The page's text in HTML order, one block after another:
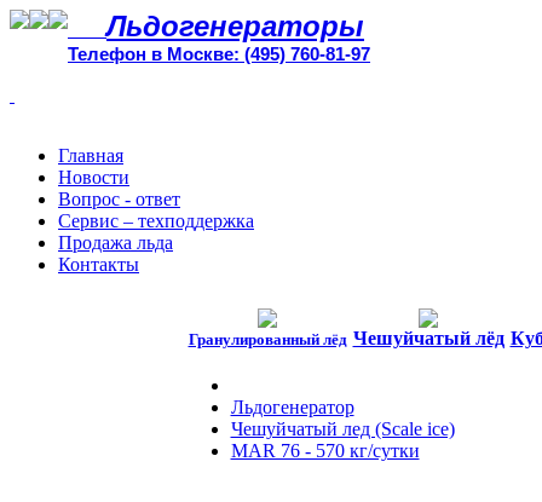
Льдогенераторы
Телефон в Москве: (495) 760-81-97
Главная
Новости
Вопрос - ответ
Сервис – техподдержка
Продажа льда
Контакты
Гранулированный лёд Чешуйчатый лёд
Льдогенератор
Чешуйчатый лед (Scale ice)
MAR 76 - 570 кг/сутки